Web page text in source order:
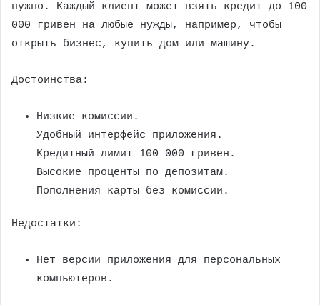
нужно. Каждый клиент может взять кредит до 100
000 гривен на любые нужды, например, чтобы
открыть бизнес, купить дом или машину.
Достоинства:
Низкие комиссии.
Удобный интерфейс приложения.
Кредитный лимит 100 000 гривен.
Высокие проценты по депозитам.
Пополнения карты без комиссии.
Недостатки:
Нет версии приложения для персональных
компьютеров.